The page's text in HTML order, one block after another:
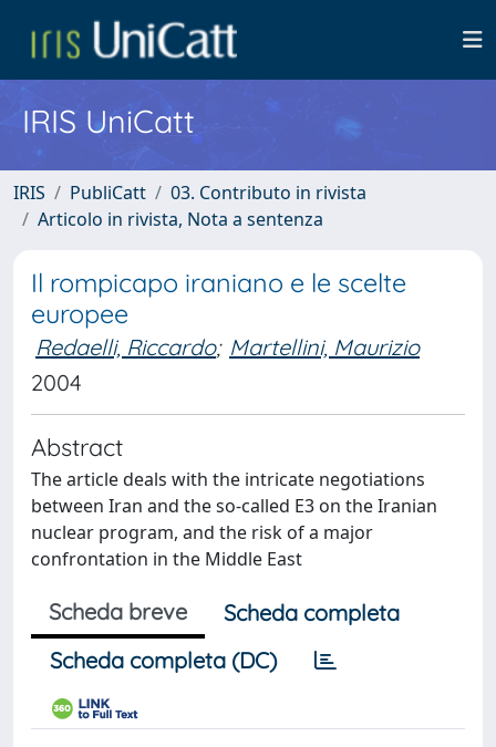
IRIS UniCatt
IRIS PubliCatt
03. Contributo in rivista
Articolo in rivista, Nota a sentenza
Il rompicapo iraniano e le scelte
europee
Redaelli, Riccardo; Martellini, Maurizio
2004
Abstract
The article deals with the intricate negotiations
between Iran and the so-called E3 on the Iranian
nuclear program, and the risk of a major
confrontation in the Middle East
Scheda breve
Scheda completa
Scheda completa (DC)